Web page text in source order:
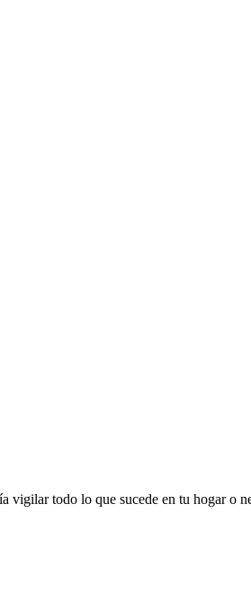
vigilar todo lo que sucede en tu hogar o